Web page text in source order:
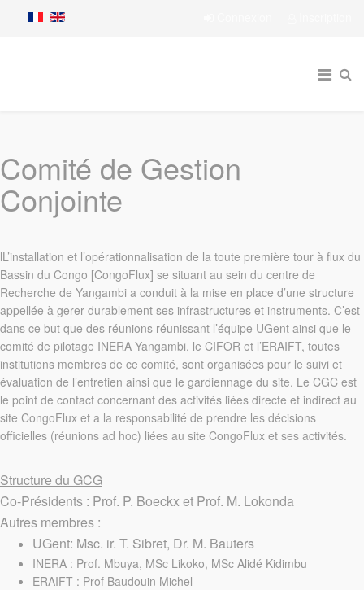
Comité de Gestion
Conjointe
lL’installation et l’opérationnalisation de la toute première tour à flux du
Bassin du Congo [CongoFlux] se situant au sein du centre de
Recherche de Yangambi a conduit à la mise en place d’une structure
appellée à gerer durablement ses infrastructures et instruments. C’est
dans ce but que des réunions réunissant l’équipe UGent ainsi que le
comité de pilotage INERA Yangambi, le CIFOR et l’ERAIFT, toutes
institutions membres de ce comité, sont organisées pour le suivi et
évaluation de l’entretien ainsi que le gardiennage du site. Le CGC est
le point de contact concernant des activités liées directe et indirect au
site CongoFlux et a la responsabilité de prendre les décisions
officielles (réunions ad hoc) liées au site CongoFlux et ses activités.
Structure du GCG
Co-Présidents : Prof. P. Boeckx et Prof. M. Lokonda
Autres membres :
UGent: Msc. ir. T. Sibret, Dr. M. Bauters
INERA : Prof. Mbuya, MSc Likoko, MSc Alidé Kidimbu
ERAIFT : Prof Baudouin Michel